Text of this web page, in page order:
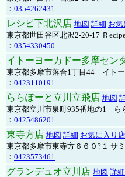
： 0354262431
レシピ下北沢店 地図 詳細 お
東京都世田谷区北沢2-20-17 Ｒ
： 0354330450
イトーヨーカドー多摩セン
東京都多摩市落合1丁目44 イト
： 0423110191
ららぽーと立川立飛店 地図
東京都立川市泉町935番地の1 ら
： 0425486201
東寺方店 地図 詳細 お気に入り
東京都多摩市東寺方６６０?１ サ
： 0423573461
グランデュオ立川店 地図 詳細